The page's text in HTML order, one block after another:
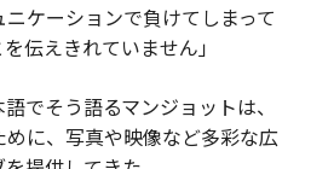
ニケーションで負けてしまって
伝えきれていません」
でそう語るマンジョットは、
に、写真や映像など多彩な広